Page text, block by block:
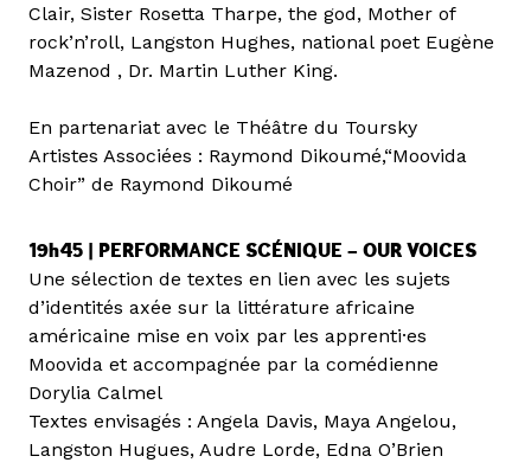
Clair, Sister Rosetta Tharpe, the god, Mother of
rock’n’roll, Langston Hughes, national poet Eugène
Mazenod , Dr. Martin Luther King.
En partenariat avec le Théâtre du Toursky
Artistes Associées : Raymond Dikoumé,“Moovida
Choir” de Raymond Dikoumé
19h45 | PERFORMANCE SCÉNIQUE – OUR VOICES
Une sélection de textes en lien avec les sujets
d’identités axée sur la littérature africaine
américaine mise en voix par les apprenti·es
Moovida et accompagnée par la comédienne
Dorylia Calmel
Textes envisagés : Angela Davis, Maya Angelou,
Langston Hugues, Audre Lorde, Edna O’Brien